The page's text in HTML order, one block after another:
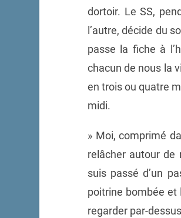
dortoir. Le SS,
l’autre, décide du
passe la fiche à
chacun de nous la
en trois ou quatre
midi.
» Moi, comprimé
relâcher autour
suis passé d’un
poitrine bombée et
regarder par-